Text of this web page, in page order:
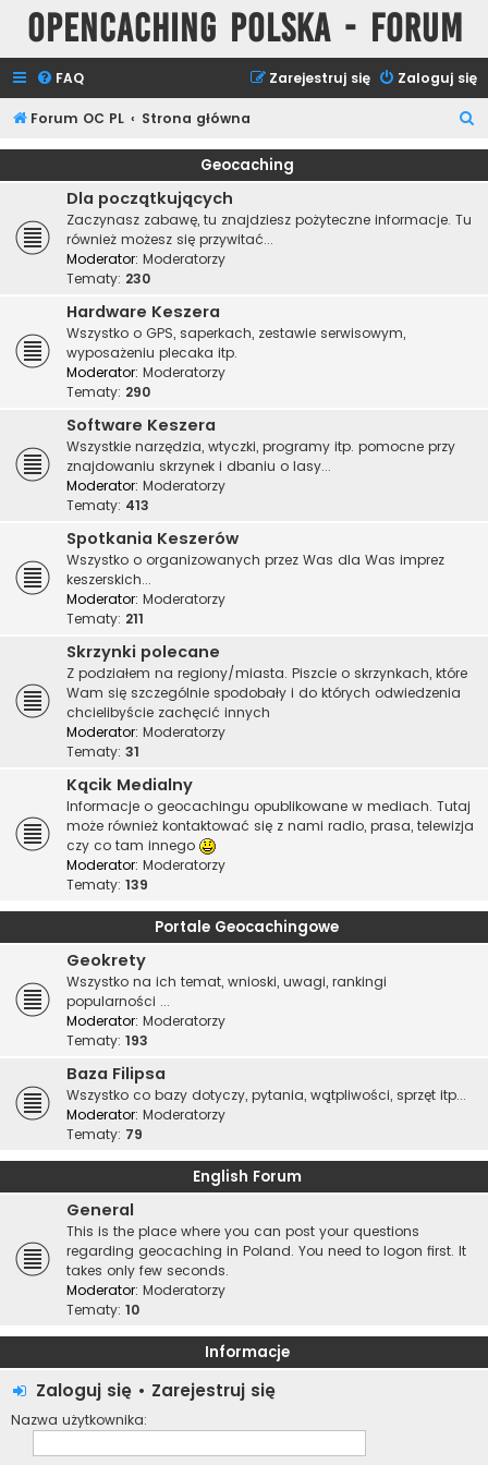
Opencaching Polska - Forum
FAQ Zaloguj się
Zarejestruj się
Forum OC PL Strona główna
z
Geocaching
Dla początkujących
Zaczynasz zabawę, tu znajdziesz pożyteczne informacje. Tu
również możesz się przywitać...
Moderator: Moderatorzy
Tematy: 230
Hardware Keszera
Wszystko o GPS, saperkach, zestawie serwisowym,
wyposażeniu plecaka itp.
Moderator: Moderatorzy
Tematy: 290
Software Keszera
Wszystkie narzędzia, wtyczki, programy itp. pomocne przy
znajdowaniu skrzynek i dbaniu o lasy...
Moderator: Moderatorzy
Tematy: 413
Spotkania Keszerów
Wszystko o organizowanych przez Was dla Was imprez
keszerskich...
Moderator: Moderatorzy
Tematy: 211
Skrzynki polecane
Z podziałem na regiony/miasta. Piszcie o skrzynkach, które
Wam się szczególnie spodobały i do których odwiedzenia
chcielibyście zachęcić innych
Moderator: Moderatorzy
Tematy: 31
Kącik Medialny
Informacje o geocachingu opublikowane w mediach. Tutaj
może również kontaktować się z nami radio, prasa, telewizja
czy co tam innego
Moderator: Moderatorzy
Tematy: 139
Portale Geocachingowe
Geokrety
Wszystko na ich temat, wnioski, uwagi, rankingi
popularności ...
Moderator: Moderatorzy
Tematy: 193
Baza Filipsa
Wszystko co bazy dotyczy, pytania, wątpliwości, sprzęt itp...
Moderator: Moderatorzy
Tematy: 79
English Forum
General
This is the place where you can post your questions
regarding geocaching in Poland. You need to logon first. It
takes only few seconds.
Moderator: Moderatorzy
Tematy: 10
Informacje
Zaloguj się • Zarejestruj się
Nazwa użytkownika: